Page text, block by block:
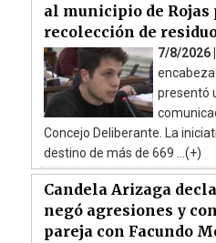
al municipio de Rojas
recolección de
7/8/2026
presentó
Concejo Deliberante. La
destino de más de 669 ...(+)
Candela Arizaga
negó agresiones y
pareja con Facundo